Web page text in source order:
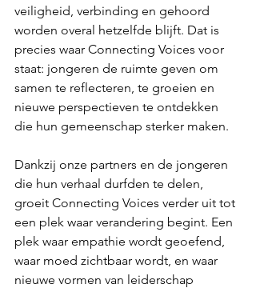
veiligheid, verbinding en gehoord
worden overal hetzelfde blijft. Dat is
precies waar Connecting Voices voor
staat: jongeren de ruimte geven om
samen te reflecteren, te groeien en
nieuwe perspectieven te ontdekken
die hun gemeenschap sterker maken.
Dankzij onze partners en de jongeren
die hun verhaal durfden te delen,
groeit Connecting Voices verder uit tot
een plek waar verandering begint. Een
plek waar empathie wordt geoefend,
waar moed zichtbaar wordt, en waar
nieuwe vormen van leiderschap